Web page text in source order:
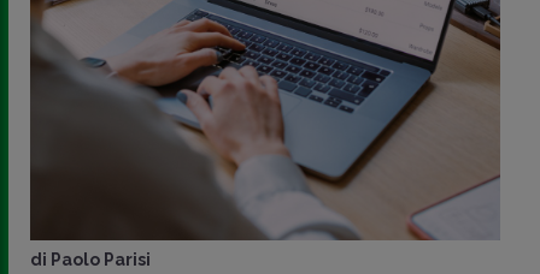
di Paolo Parisi